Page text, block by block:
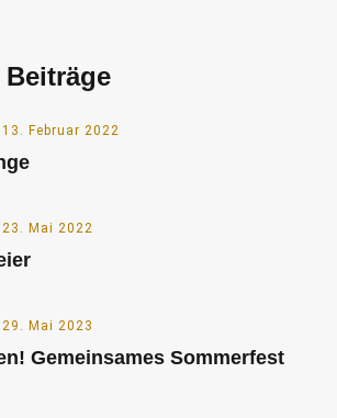
Beiträge
13. Februar 2022
23. Mai 2022
29. Mai 2023
Gemeinsames Sommerfest